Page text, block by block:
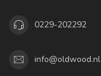
0229-202292
info@oldwood.nl